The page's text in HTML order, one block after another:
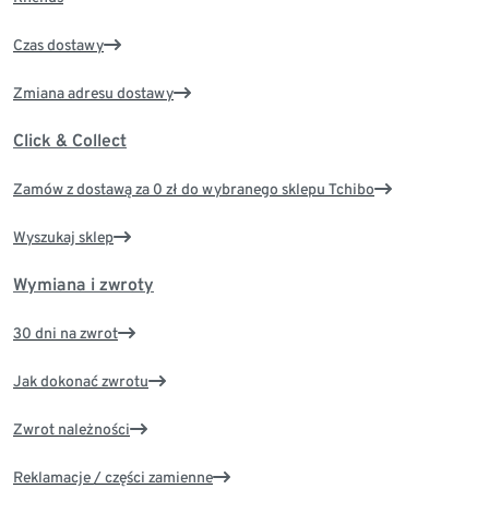
Czas dostawy
Zmiana adresu dostawy
Click & Collect
Zamów z dostawą za 0 zł do wybranego sklepu Tchibo
Wyszukaj sklep
Wymiana i zwroty
30 dni na zwrot
Jak dokonać zwrotu
Zwrot należności
Reklamacje / części zamienne